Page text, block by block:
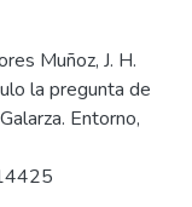
Muñoz, J. H.
la pregunta de
Entorno,